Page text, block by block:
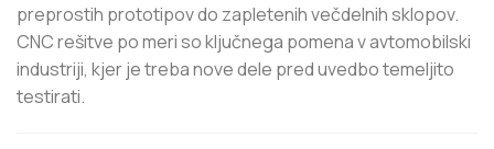
preprostih prototipov do zapletenih večdelnih sklopov.
CNC rešitve po meri so ključnega pomena v avtomobilski
industriji, kjer je treba nove dele pred uvedbo temeljito
testirati.